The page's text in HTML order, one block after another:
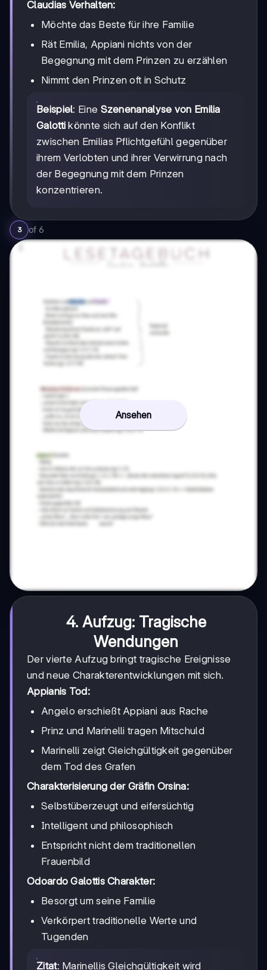
Claudias Verhalten:
Möchte das Beste für ihre Familie
Rät Emilia, Appiani nichts von der
Begegnung mit dem Prinzen zu erzählen
Nimmt den Prinzen oft in Schutz
Beispiel: Eine Szenenanalyse von Emilia
Galotti könnte sich auf den Konflikt
zwischen Emilias Pflichtgefühl gegenüber
ihrem Verlobten und ihrer Verwirrung nach
der Begegnung mit dem Prinzen
konzentrieren.
3 of 6
Ansehen
4. Aufzug: Tragische
Wendungen
Der vierte Aufzug bringt tragische Ereignisse
und neue Charakterentwicklungen mit sich.
Appianis Tod:
Angelo erschießt Appiani aus Rache
Prinz und Marinelli tragen Mitschuld
Marinelli zeigt Gleichgültigkeit gegenüber
dem Tod des Grafen
Charakterisierung der Gräfin Orsina:
Selbstüberzeugt und eifersüchtig
Intelligent und philosophisch
Entspricht nicht dem traditionellen
Frauenbild
Odoardo Galottis Charakter:
Besorgt um seine Familie
Verkörpert traditionelle Werte und
Tugenden
Zitat: Marinellis Gleichgültigkeit wird